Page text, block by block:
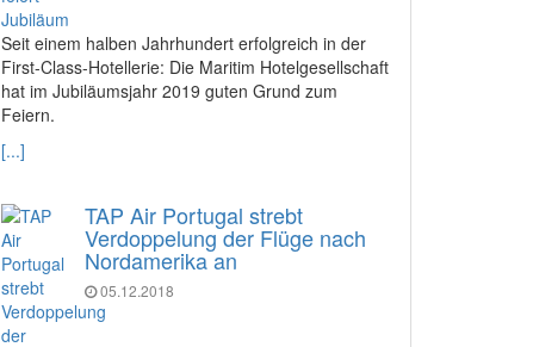
Seit einem halben Jahrhundert erfolgreich in der
First-Class-Hotellerie: Die Maritim Hotelgesellschaft
hat im Jubiläumsjahr 2019 guten Grund zum
Feiern.
[...]
TAP Air Portugal strebt
Verdoppelung der Flüge nach
Nordamerika an
05.12.2018